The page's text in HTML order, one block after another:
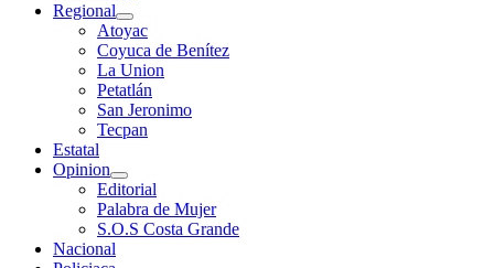
Regional
Atoyac
Coyuca de Benítez
La Union
Petatlán
San Jeronimo
Tecpan
Estatal
Opinion
Editorial
Palabra de Mujer
S.O.S Costa Grande
Nacional